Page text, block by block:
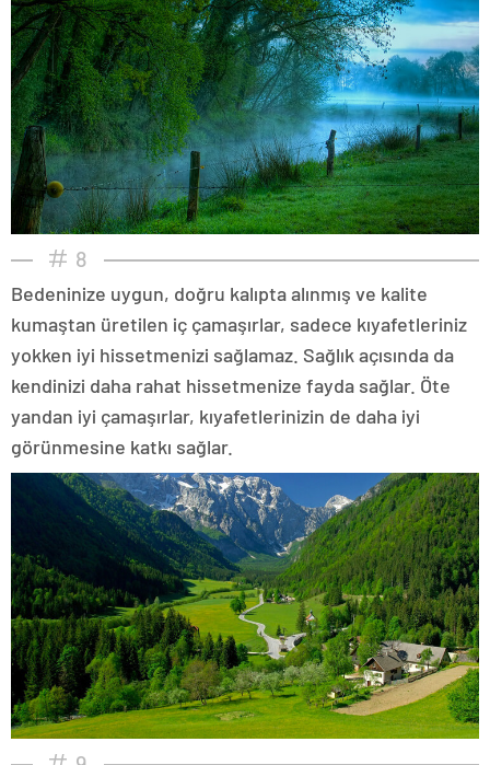
8
Bedeninize uygun, doğru kalıpta alınmış ve kalite
kumaştan üretilen iç çamaşırlar, sadece kıyafetleriniz
yokken iyi hissetmenizi sağlamaz. Sağlık açısında da
kendinizi daha rahat hissetmenize fayda sağlar. Öte
yandan iyi çamaşırlar, kıyafetlerinizin de daha iyi
görünmesine katkı sağlar.